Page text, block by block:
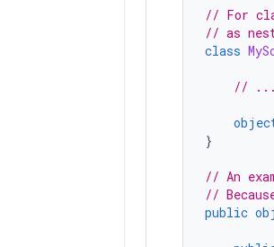
// For
// as
class
// ...
}
// An
//
public